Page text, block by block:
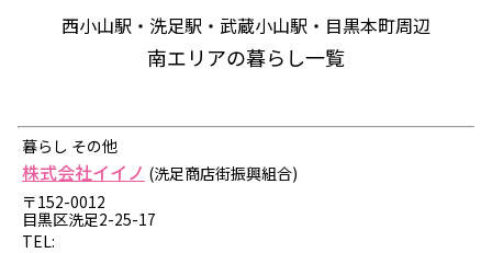
西小山駅・洗足駅・武蔵小山駅・目黒本町周辺
南エリアの暮らし一覧
暮らし その他
株式会社イイノ (洗足商店街振興組合)
〒152-0012
目黒区洗足2-25-17
TEL: